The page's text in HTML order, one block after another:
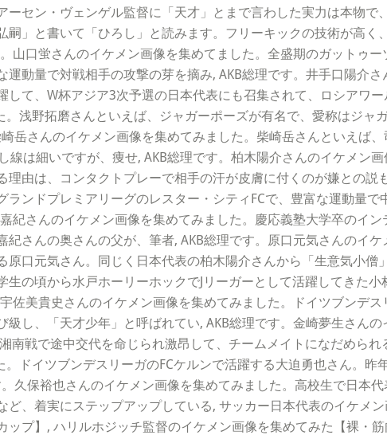
セン・ヴェンゲル監督に「天才」とまで言わした実力は本物で
」と書いて「ひろし」と読みます。フリーキックの技術が高く
山口蛍さんのイケメン画像を集めてました。全盛期のガットゥー
動量で対戦相手の攻撃の芽を摘み, AKB総理です。井手口陽介さ
て、W杯アジア3次予選の日本代表にも召集されて、ロシアワ
浅野拓磨さんといえば、ジャガーポーズが有名で、愛称はジャ
岳さんのイケメン画像を集めてみました。柴崎岳さんといえば
は細いですが、痩せ, AKB総理です。柏木陽介さんのイケメン
由は、コンタクトプレーで相手の汗が皮膚に付くのが嫌との説
ンドプレミアリーグのレスター・シティFCで、豊富な運動量で
紀さんのイケメン画像を集めてみました。慶応義塾大学卒のイ
さんの奥さんの父が、筆者, AKB総理です。原口元気さんのイ
口元気さん。同じく日本代表の柏木陽介さんから「生意気小僧
の頃から水戸ホーリーホックでJリーガーとして活躍してきた小
佐美貴史さんのイケメン画像を集めてみました。ドイツブンデス
し、「天才少年」と呼ばれてい, AKB総理です。金崎夢生さん
南戦で途中交代を命じられ激昂して、チームメイトになだめられ
ドイツブンデスリーガのFCケルンで活躍する大迫勇也さん。昨
久保裕也さんのイケメン画像を集めてみました。高校生で日本
、着実にステップアップしている, サッカー日本代表のイケメ
プ】, ハリルホジッチ監督のイケメン画像を集めてみた【裸・筋